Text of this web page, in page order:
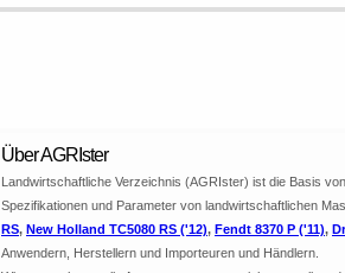
Über AGRIster
Landwirtschaftliche Verzeichnis (AGRIster) ist die Basis
Spezifikationen und Parameter von landwirtschaftlichen
RS, New Holland TC5080 RS ('12), Fendt 8370 P ('11),
Anwendern, Herstellern und Importeuren und Händlern.